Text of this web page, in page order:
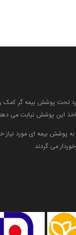
تحت پوشش بیمه گر کمک
اخذ این پوشش نیابت می
پوشش بیمه ای مورد نیاز
می گردند.